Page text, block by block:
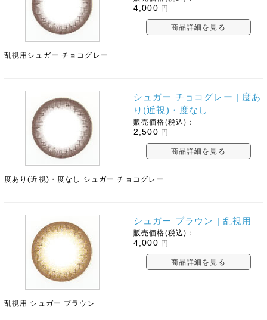
4,000 円
商品詳細を見る
乱視用シュガー チョコグレー
シュガー チョコグレー | 度あ
り(近視)・度なし
販売価格(税込)：
2,500 円
商品詳細を見る
度あり(近視)・度なし シュガー チョコグレー
シュガー ブラウン | 乱視用
販売価格(税込)：
4,000 円
商品詳細を見る
乱視用 シュガー ブラウン